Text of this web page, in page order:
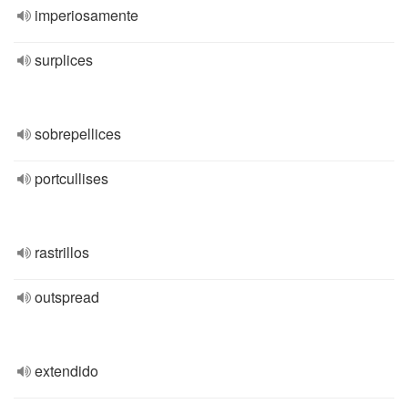
imperiosamente
surplices
sobrepellices
portcullises
rastrillos
outspread
extendido